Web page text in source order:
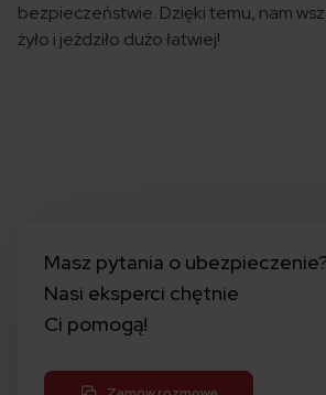
bezpieczeństwie. Dzięki temu, nam
żyło i jeździło dużo łatwiej!
Masz pytania o
Nasi eksperci chętnie
Ci pomogą!